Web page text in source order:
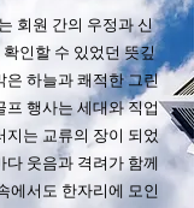
회원 간의 우정과 신
인할 수 있었던 뜻깊
은 하늘과 쾌적한 그린
프 행사는 세대와 직업
지는 교류의 장이 되었
다 웃음과 격려가 함께
에서도 한자리에 모인